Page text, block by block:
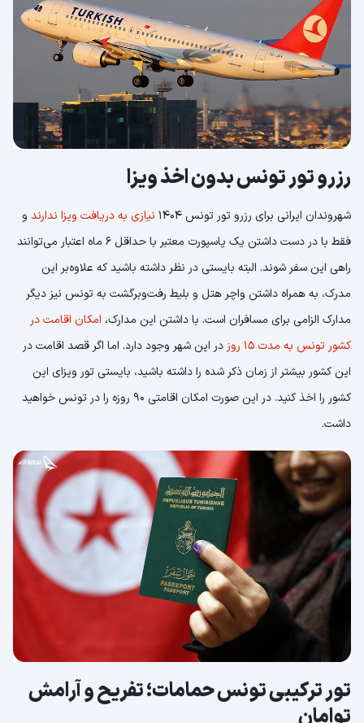
رزرو تور تونس بدون اخذ ویزا
شهروندان ایرانی برای رزرو تور تونس 1404 نیازی به دریافت ویزا ندارند و
فقط با در دست داشتن یک پاسپورت معتبر با حداقل 6 ماه اعتبار می‌توانند
راهی این سفر شوند. البته بایستی در نظر داشته باشید که علاوه‌بر این
مدرک، به همراه داشتن واچر هتل و بلیط رفت‌وبرگشت به تونس نیز دیگر
مدارک الزامی برای مسافران است. با داشتن این مدارک، امکان اقامت در
کشور تونس به مدت 15 روز
در این شهر وجود دارد. اما اگر قصد اقامت در
این کشور بیشتر از زمان ذکر شده را داشته باشید، بایستی تور ویزای این
کشور را اخذ کنید. در این صورت امکان اقامتی 90 روزه را در تونس خواهید
داشت.
تور ترکیبی تونس حمامات؛ تفریح و آرامش
توامان